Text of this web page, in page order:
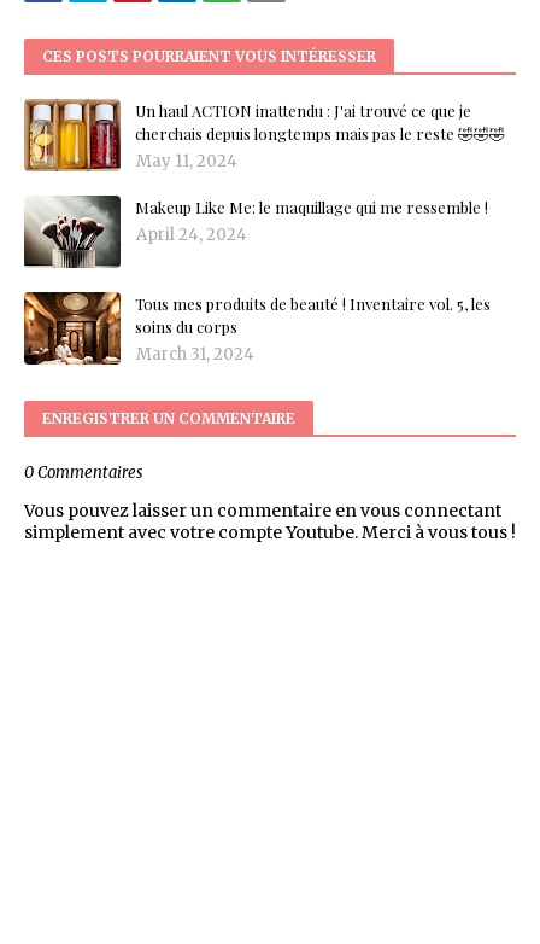
CES POSTS POURRAIENT VOUS INTÉRESSER
Un haul ACTION inattendu : J'ai trouvé ce que je
cherchais depuis longtemps mais pas le reste 🤣🤣🤣
May 11, 2024
Makeup Like Me: le maquillage qui me ressemble !
April 24, 2024
Tous mes produits de beauté ! Inventaire vol. 5, les
soins du corps
March 31, 2024
ENREGISTRER UN COMMENTAIRE
0 Commentaires
Vous pouvez laisser un commentaire en vous connectant
simplement avec votre compte Youtube. Merci à vous tous !